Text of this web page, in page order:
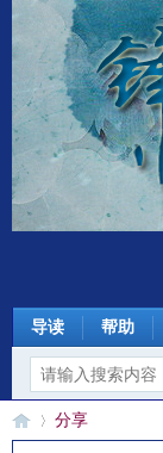
导读 帮助
分享